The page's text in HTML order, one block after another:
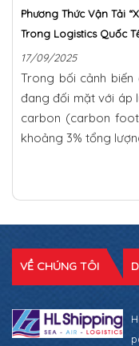
Phương Thức Vận Tải
Trong Logistics Quốc
17/09/2025
Trong bối cảnh
đang đối mặt với áp
carbon (carbon
khoảng 3% tổng
VỀ CHÚNG TÔI